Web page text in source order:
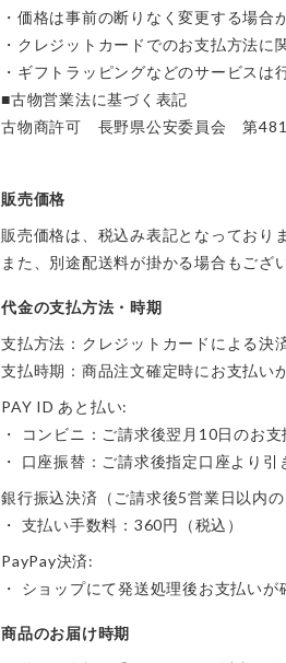
・価格は事前の断りなく変更する場合
・クレジットカードでのお支払方法に
・ギフトラッピングなどのサービスは
■古物営業法に基づく表記
古物商許可 長野県公安委員会 第
販売価格
販売価格は、税込み表記となっておりま
また、別途配送料が掛かる場合もござ
代金の支払方法・時期
支払方法：クレジットカードによる決
支払時期：商品注文確定時にお支払い
PAY ID あと払い:
・ コンビニ：ご請求後翌月10日のお
・ 口座振替：ご請求後指定口座より
銀行振込決済（ご請求後5営業日以内の
・ 支払い手数料：360円（税込）
PayPay決済:
・ ショップにて発送処理後お支払いが
商品のお届け時期